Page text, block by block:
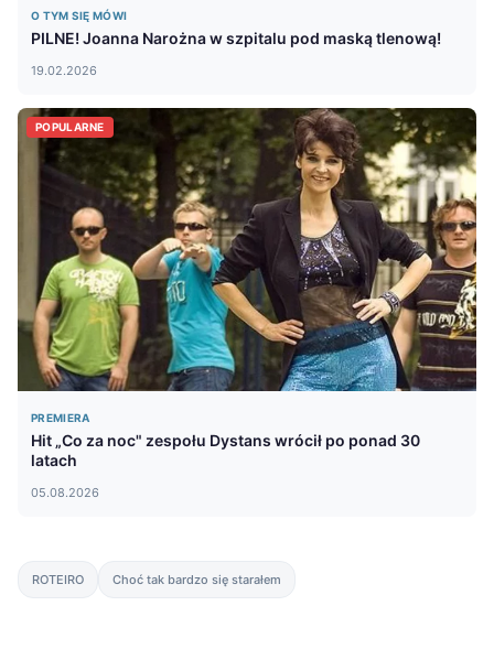
O TYM SIĘ MÓWI
PILNE! Joanna Narożna w szpitalu pod maską tlenową!
19.02.2026
POPULARNE
PREMIERA
Hit „Co za noc" zespołu Dystans wrócił po ponad 30
latach
05.08.2026
ROTEIRO Choć tak bardzo się starałem